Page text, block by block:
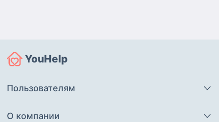
YouHelp
Пользователям
О компании